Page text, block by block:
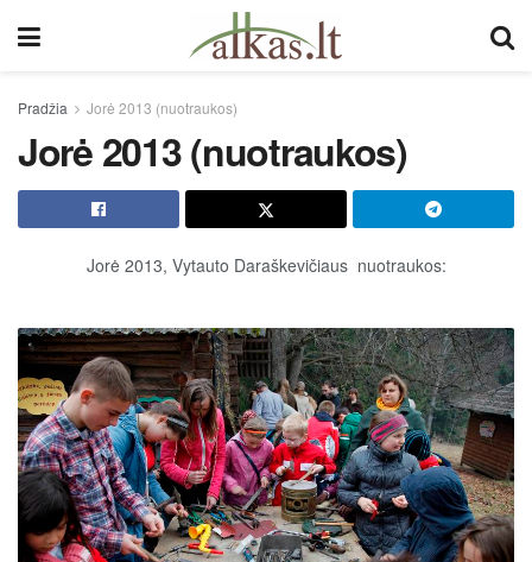
Pradžia Jorė 2013 (nuotraukos)
Jorė 2013 (nuotraukos)
Jorė 2013, Vytauto Daraškevičiaus nuotraukos: